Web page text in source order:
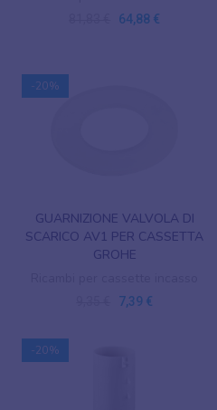
64,88 €
-20%
GUARNIZIONE VALVOLA DI
SCARICO AV1 PER CASSETTA
GROHE
7,39 €
-20%